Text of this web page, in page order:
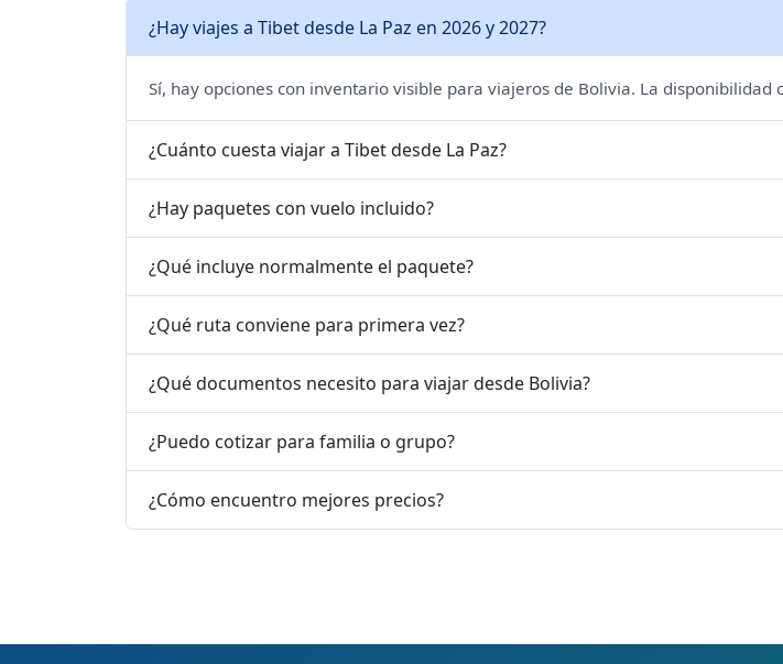
¿Hay viajes a Tibet desde La Paz en 2026 y 2027?
Sí, hay opciones con inventario visible para viajeros de Bolivia. La disponibilidad
¿Cuánto cuesta viajar a Tibet desde La Paz?
¿Hay paquetes con vuelo incluido?
¿Qué incluye normalmente el paquete?
¿Qué ruta conviene para primera vez?
¿Qué documentos necesito para viajar desde Bolivia?
¿Puedo cotizar para familia o grupo?
¿Cómo encuentro mejores precios?